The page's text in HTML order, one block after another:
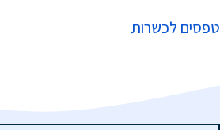
טפסים לכשרות